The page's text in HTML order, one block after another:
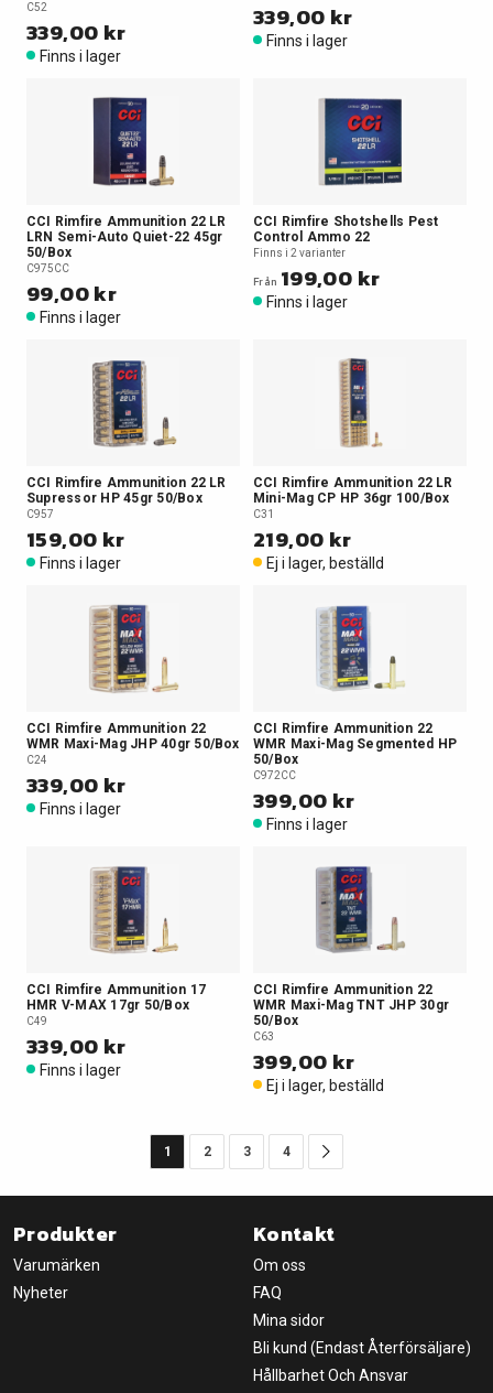
C52
339,00 kr
Finns i lager
339,00 kr
Finns i lager
CCI Rimfire Ammunition 22 LR
LRN Semi-Auto Quiet-22 45gr
50/Box
C975CC
99,00 kr
Finns i lager
CCI Rimfire Shotshells Pest
Control Ammo 22
Finns i 2 varianter
Från 199,00 kr
Finns i lager
CCI Rimfire Ammunition 22 LR
Supressor HP 45gr 50/Box
C957
159,00 kr
Finns i lager
CCI Rimfire Ammunition 22 LR
Mini-Mag CP HP 36gr 100/Box
C31
219,00 kr
Ej i lager, beställd
CCI Rimfire Ammunition 22
WMR Maxi-Mag JHP 40gr 50/Box
C24
339,00 kr
Finns i lager
CCI Rimfire Ammunition 22
WMR Maxi-Mag Segmented HP
50/Box
C972CC
399,00 kr
Finns i lager
CCI Rimfire Ammunition 17
HMR V-MAX 17gr 50/Box
C49
339,00 kr
Finns i lager
CCI Rimfire Ammunition 22
WMR Maxi-Mag TNT JHP 30gr
50/Box
C63
399,00 kr
Ej i lager, beställd
1 2 3 4
Produkter
Varumärken
Nyheter
Kontakt
Om oss
FAQ
Mina sidor
Bli kund (Endast Återförsäljare)
Hållbarhet Och Ansvar